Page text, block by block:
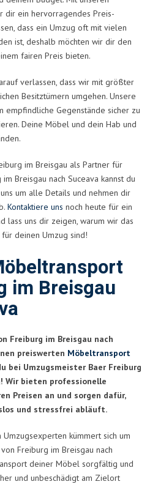
dir ein hervorragendes Preis-
dass ein Umzug oft mit vielen
ist, deshalb möchten wir dir den
fairen Preis bieten.
verlassen, dass wir mit größter
Besitztümern umgehen. Unsere
empfindliche Gegenstände sicher zu
Deine Möbel und dein Hab und
im Breisgau als Partner für
Breisgau nach Suceava kannst du
um alle Details und nehmen dir
Kontaktiere uns noch heute für ein
lass uns dir zeigen, warum wir das
deinen Umzug sind!
im Breisgau
Freiburg im Breisgau nach
preiswerten Möbeltransport
bei Umzugsmeister Baer Freiburg
Wir bieten professionelle
Preisen an und sorgen dafür,
und stressfrei abläuft.
kümmert sich um
Freiburg im Breisgau nach
deiner Möbel sorgfältig und
und unbeschädigt am Zielort